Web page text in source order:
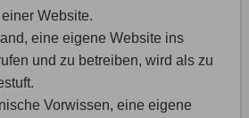
Website.
eine eigene Website ins
und zu betreiben, wird als zu
Vorwissen, eine eigene